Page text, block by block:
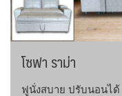
โซฟา ราม่า
ฟูนั่งสบาย ปรับนอนได้